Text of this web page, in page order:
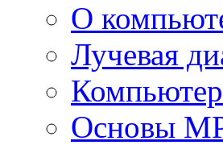
О
Лучевая
Основы